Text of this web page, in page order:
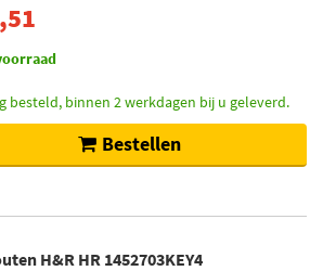
besteld, binnen 2 werkdagen bij u geleverd.
Bestellen
H&R HR 1452703KEY4